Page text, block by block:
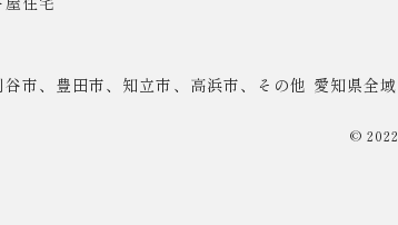
市、豊田市、知立市、高浜市、その他 愛知県全域
© 2022